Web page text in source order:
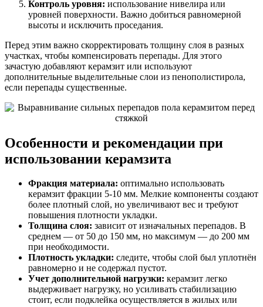
Контроль уровня: использование нивелира или
уровней поверхности. Важно добиться равномерной
высоты и исключить проседания.
Перед этим важно скорректировать толщину слоя в разных
участках, чтобы компенсировать перепады. Для этого
зачастую добавляют керамзит или используют
дополнительные выделительные слои из пенополистирола,
если перепады существенные.
Особенности и рекомендации при
использовании керамзита
Фракция материала: оптимально использовать
керамзит фракции 5-10 мм. Мелкие компоненты создают
более плотный слой, но увеличивают вес и требуют
повышения плотности укладки.
Толщина слоя: зависит от изначальных перепадов. В
среднем — от 50 до 150 мм, но максимум — до 200 мм
при необходимости.
Плотность укладки: следите, чтобы слой был уплотнён
равномерно и не содержал пустот.
Учет дополнительной нагрузки: керамзит легко
выдерживает нагрузку, но усиливать стабилизацию
стоит, если подклейка осуществляется в жилых или